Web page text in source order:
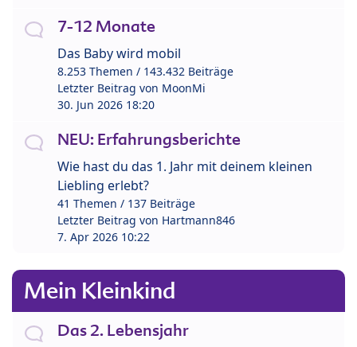
7-12 Monate
Das Baby wird mobil
8.253 Themen / 143.432 Beiträge
Letzter Beitrag von MoonMi
30. Jun 2026 18:20
NEU: Erfahrungsberichte
Wie hast du das 1. Jahr mit deinem kleinen
Liebling erlebt?
41 Themen / 137 Beiträge
Letzter Beitrag von Hartmann846
7. Apr 2026 10:22
Mein Kleinkind
Das 2. Lebensjahr